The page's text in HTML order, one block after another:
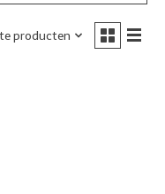
producten